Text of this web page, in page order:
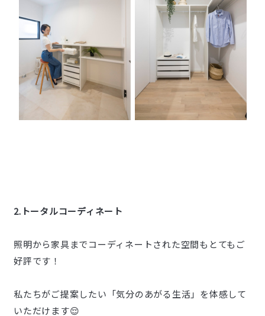
2.トータルコーディネート
照明から家具までコーディネートされた空間もとてもご
好評です！
私たちがご提案したい「気分のあがる生活」を体感して
いただけます😌